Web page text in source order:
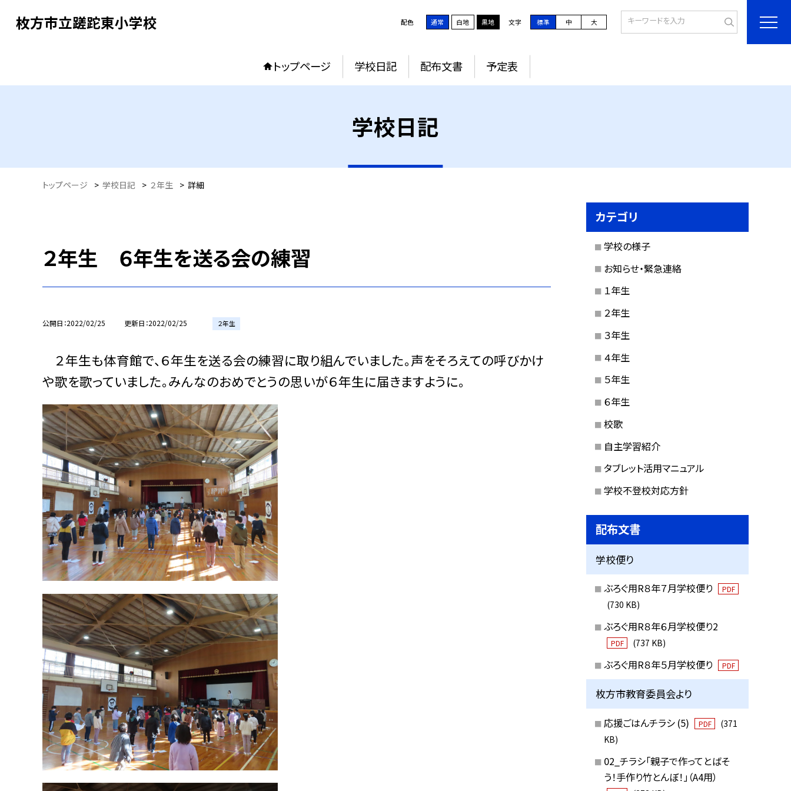
枚方市立蹉跎東小学校 配色 通常 白地 黒地 文字 標準 中 大
トップページ 学校日記 配布文書 予定表
学校日記
トップページ > 学校日記 > ２年生 > 詳細
２年生 ６年生を送る会の練習
公開日 2022/02/25 更新日 2022/02/25 ２年生
２年生も体育館で、６年生を送る会の練習に取り組んでいました。声をそろえての呼びかけ
や歌を歌っていました。みんなのおめでとうの思いが６年生に届きますように。
カテゴリ
学校の様子
お知らせ・緊急連絡
１年生
２年生
３年生
４年生
５年生
６年生
校歌
自主学習紹介
タブレット活用マニュアル
学校不登校対応方針
配布文書
学校便り
ぶろぐ用R８年７月学校便り PDF
(730 KB)
ぶろぐ用R８年６月学校便り2
PDF (737 KB)
ぶろぐ用R８年５月学校便り PDF
枚方市教育委員会より
応援ごはんチラシ (5) PDF
(371
KB)
02_チラシ「親子で作ってとばそ
う！手作り竹とんぼ！」（A4用）